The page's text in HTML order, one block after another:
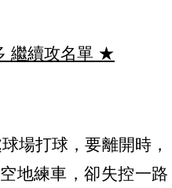
繼續攻名單 ★
場打球，要離開時，
地練車，卻失控一路